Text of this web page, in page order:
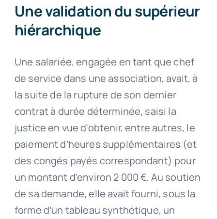
Une validation du supérieur
hiérarchique
Une salariée, engagée en tant que chef
de service dans une association, avait, à
la suite de la rupture de son dernier
contrat à durée déterminée, saisi la
justice en vue d’obtenir, entre autres, le
paiement d’heures supplémentaires (et
des congés payés correspondant) pour
un montant d’environ 2 000 €. Au soutien
de sa demande, elle avait fourni, sous la
forme d’un tableau synthétique, un